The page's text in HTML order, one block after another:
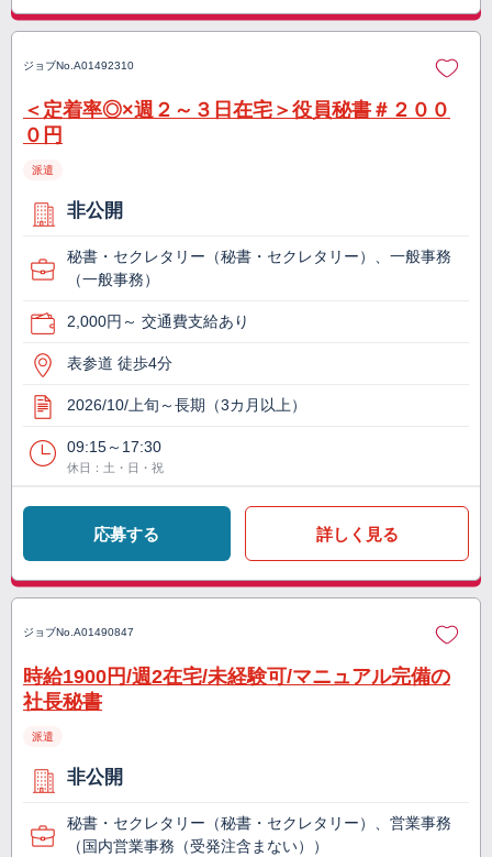
ジョブNo. A01492310
＜定着率◎×週２～３日在宅＞役員秘書＃２００
０円
派遣
非公開
秘書・セクレタリー（秘書・セクレタリー）、一般事務
（一般事務）
2,000円～ 交通費支給あり
表参道 徒歩4分
2026/10/上旬～長期（3カ月以上）
09:15～17:30
休日：土・日・祝
応募する 詳しく見る
ジョブNo. A01490847
時給1900円/週2在宅/未経験可/マニュアル完備の
社長秘書
派遣
非公開
秘書・セクレタリー（秘書・セクレタリー）、営業事務
（国内営業事務（受発注含まない））